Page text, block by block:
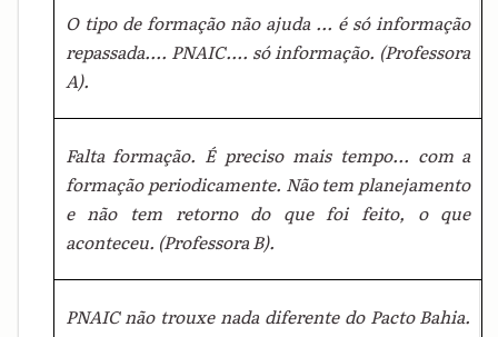
O tipo de formação não ajuda ... é só informação
repassada.... PNAIC.... só informação. (Professora
A).
Falta formação. É preciso mais tempo... com a
formação periodicamente. Não tem planejamento
e não tem retorno do que foi feito, o que
aconteceu. (Professora B).
PNAIC não trouxe nada diferente do Pacto Bahia.